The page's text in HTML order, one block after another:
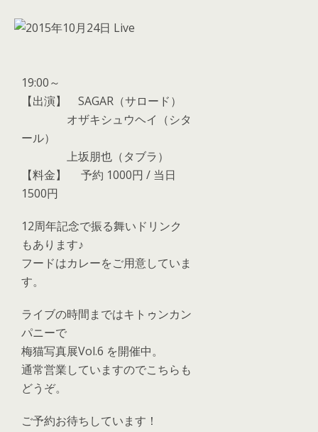
19:00～
【出演】
SAGAR（サロード）
オザキシュウヘイ（シタ
ール）
上坂朋也（タブラ）
【料金】
予約 1000円 / 当日
1500円
12周年記念で振る舞いドリンク
もあります♪
フードはカレーをご用意していま
す。
ライブの時間まではキトゥンカン
パニーで
梅猫写真展Vol.6 を開催中。
通常営業していますのでこちらも
どうぞ。
ご予約お待ちしています！